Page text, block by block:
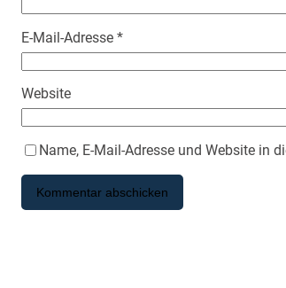
E-Mail-Adresse *
Website
Name, E-Mail-Adresse und Website in